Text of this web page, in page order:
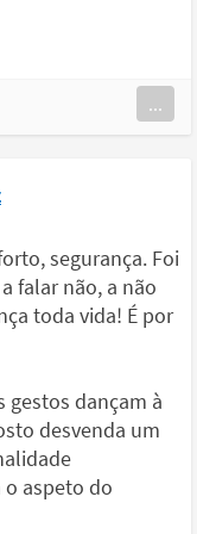
...
segurança. Foi
falar não, a não
toda vida! É por
gestos dançam à
desvenda um
aspeto do